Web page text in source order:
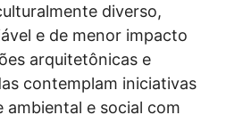
diverso,
e de menor impacto
arquitetônicas e
contemplam iniciativas
ambiental e social com